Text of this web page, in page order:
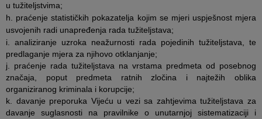
u tužiteljstvima;
h. praćenje statističkih pokazatelja kojim se mjeri uspješnost mjera
usvojenih radi unapređenja rada tužiteljstava;
i. analiziranje uzroka neažurnosti rada pojedinih tužiteljstava, te
predlaganje mjera za njihovo otklanjanje;
j. praćenje rada tužiteljstava na vrstama predmeta od posebnog
značaja, poput predmeta ratnih zločina i najtežih oblika
organiziranog kriminala i korupcije;
k. davanje preporuka Vijeću u vezi sa zahtjevima tužiteljstava za
davanje suglasnosti na pravilnike o unutarnjoj sistematizaciji i